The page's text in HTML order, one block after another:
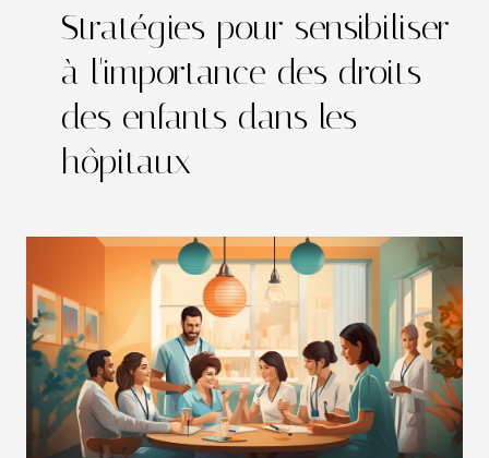
Stratégies pour sensibiliser
à l'importance des droits
des enfants dans les
hôpitaux